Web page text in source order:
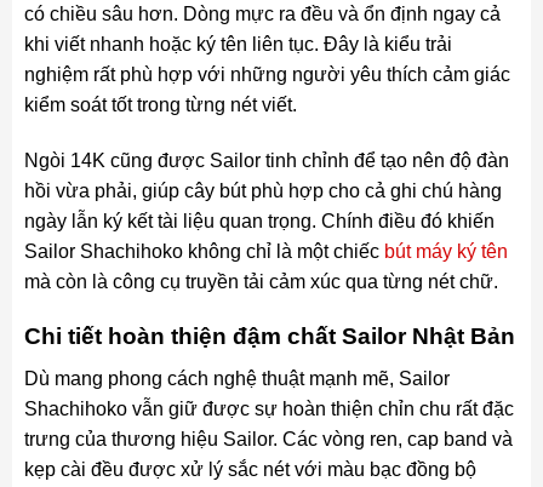
có chiều sâu hơn. Dòng mực ra đều và ổn định ngay cả
khi viết nhanh hoặc ký tên liên tục. Đây là kiểu trải
nghiệm rất phù hợp với những người yêu thích cảm giác
kiểm soát tốt trong từng nét viết.
Ngòi 14K cũng được Sailor tinh chỉnh để tạo nên độ đàn
hồi vừa phải, giúp cây bút phù hợp cho cả ghi chú hàng
ngày lẫn ký kết tài liệu quan trọng. Chính điều đó khiến
Sailor Shachihoko không chỉ là một chiếc bút máy ký tên
mà còn là công cụ truyền tải cảm xúc qua từng nét chữ.
Chi tiết hoàn thiện đậm chất Sailor Nhật Bản
Dù mang phong cách nghệ thuật mạnh mẽ, Sailor
Shachihoko vẫn giữ được sự hoàn thiện chỉn chu rất đặc
trưng của thương hiệu Sailor. Các vòng ren, cap band và
kẹp cài đều được xử lý sắc nét với màu bạc đồng bộ